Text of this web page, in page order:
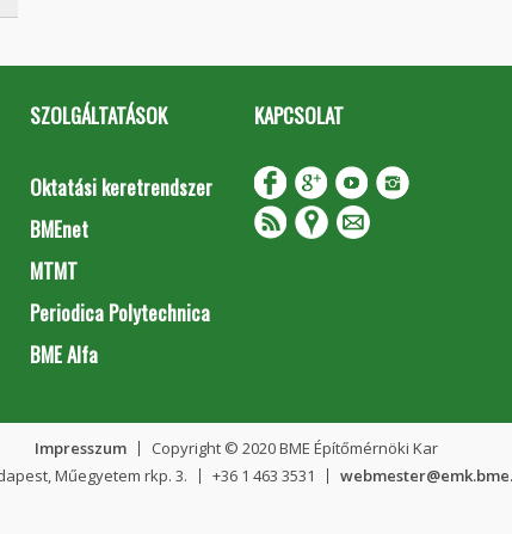
SZOLGÁLTATÁSOK
Oktatási keretrendszer
BMEnet
MTMT
Periodica Polytechnica
BME Alfa
KAPCSOLAT
Impresszum
Copyright © 2020 BME Építőmérnöki Kar
Műegyetem rkp. 3.
+36 1 463 3531